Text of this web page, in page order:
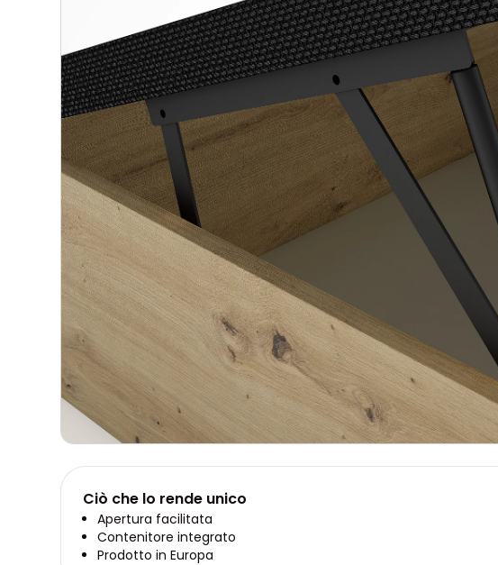
Ciò che lo rende unico
Apertura facilitata
Contenitore integrato
Prodotto in Europa